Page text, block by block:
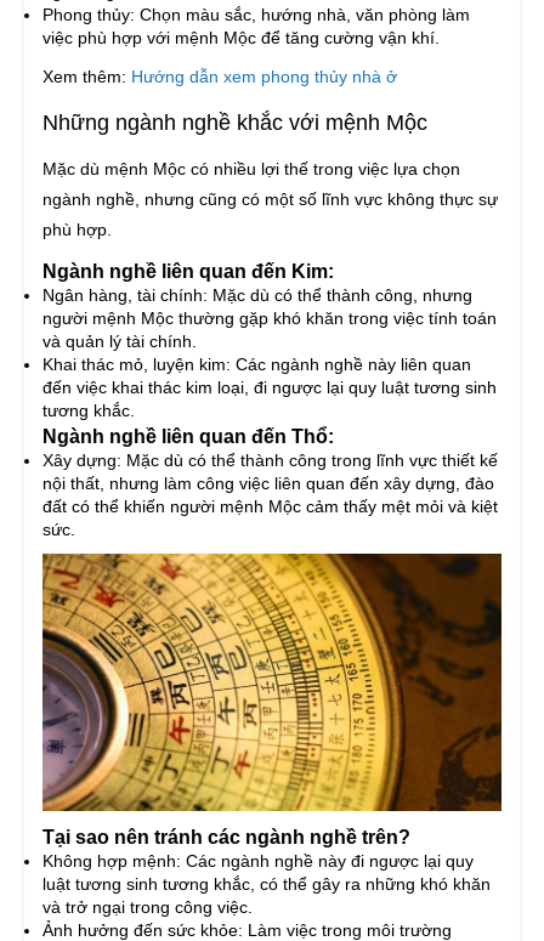
Phong thủy: Chọn màu sắc, hướng nhà, văn phòng làm
việc phù hợp với mệnh Mộc để tăng cường vận khí.
Xem thêm: Hướng dẫn xem phong thủy nhà ở
Những ngành nghề khắc với mệnh Mộc
Mặc dù mệnh Mộc có nhiều lợi thế trong việc lựa chọn
ngành nghề, nhưng cũng có một số lĩnh vực không thực sự
phù hợp.
Ngành nghề liên quan đến Kim:
Ngân hàng, tài chính: Mặc dù có thể thành công, nhưng
người mệnh Mộc thường gặp khó khăn trong việc tính toán
và quản lý tài chính.
Khai thác mỏ, luyện kim: Các ngành nghề này liên quan
đến việc khai thác kim loại, đi ngược lại quy luật tương sinh
tương khắc.
Ngành nghề liên quan đến Thổ:
Xây dựng: Mặc dù có thể thành công trong lĩnh vực thiết kế
nội thất, nhưng làm công việc liên quan đến xây dựng, đào
đất có thể khiến người mệnh Mộc cảm thấy mệt mỏi và kiệt
sức.
Tại sao nên tránh các ngành nghề trên?
Không hợp mệnh: Các ngành nghề này đi ngược lại quy
luật tương sinh tương khắc, có thể gây ra những khó khăn
và trở ngại trong công việc.
Ảnh hưởng đến sức khỏe: Làm việc trong môi trường